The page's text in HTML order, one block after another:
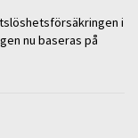
i
nu baseras på